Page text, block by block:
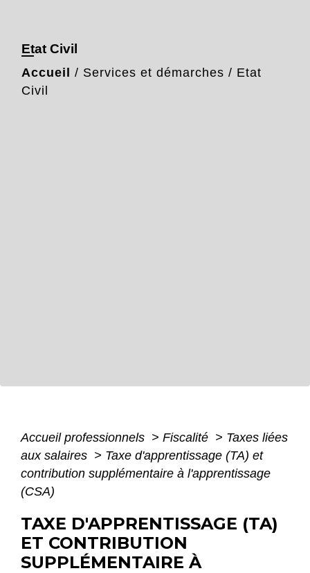
Etat Civil
Accueil / Services et démarches / Etat
Civil
Accueil professionnels > Fiscalité > Taxes liées
aux salaires > Taxe d'apprentissage (TA) et
contribution supplémentaire à l'apprentissage
(CSA)
TAXE D'APPRENTISSAGE (TA)
ET CONTRIBUTION
SUPPLÉMENTAIRE À